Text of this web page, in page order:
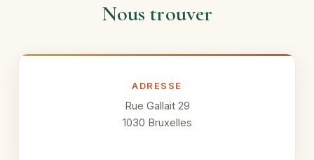
Nous trouver
ADRESSE
Rue Gallait 29
1030 Bruxelles